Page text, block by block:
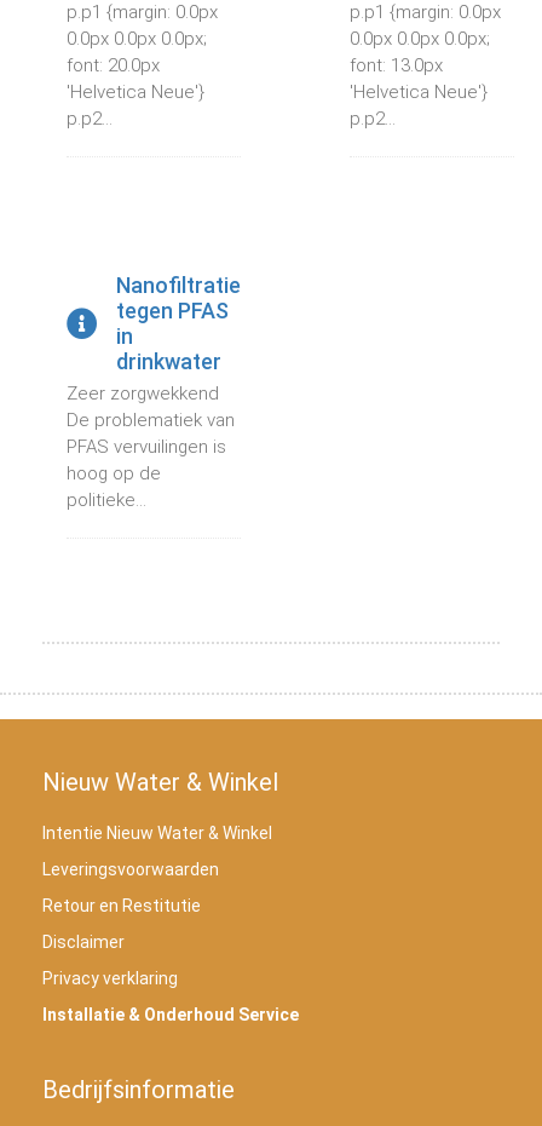
p.p1 {margin: 0.0px
0.0px 0.0px 0.0px;
font: 20.0px
'Helvetica Neue'}
p.p2...
p.p1 {margin: 0.0px
0.0px 0.0px 0.0px;
font: 13.0px
'Helvetica Neue'}
p.p2...
Nanofiltratie
tegen PFAS
in
drinkwater
Zeer zorgwekkend
De problematiek van
PFAS vervuilingen is
hoog op de
politieke...
Nieuw Water & Winkel
Intentie Nieuw Water & Winkel
Leveringsvoorwaarden
Retour en Restitutie
Disclaimer
Privacy verklaring
Installatie & Onderhoud Service
Bedrijfsinformatie